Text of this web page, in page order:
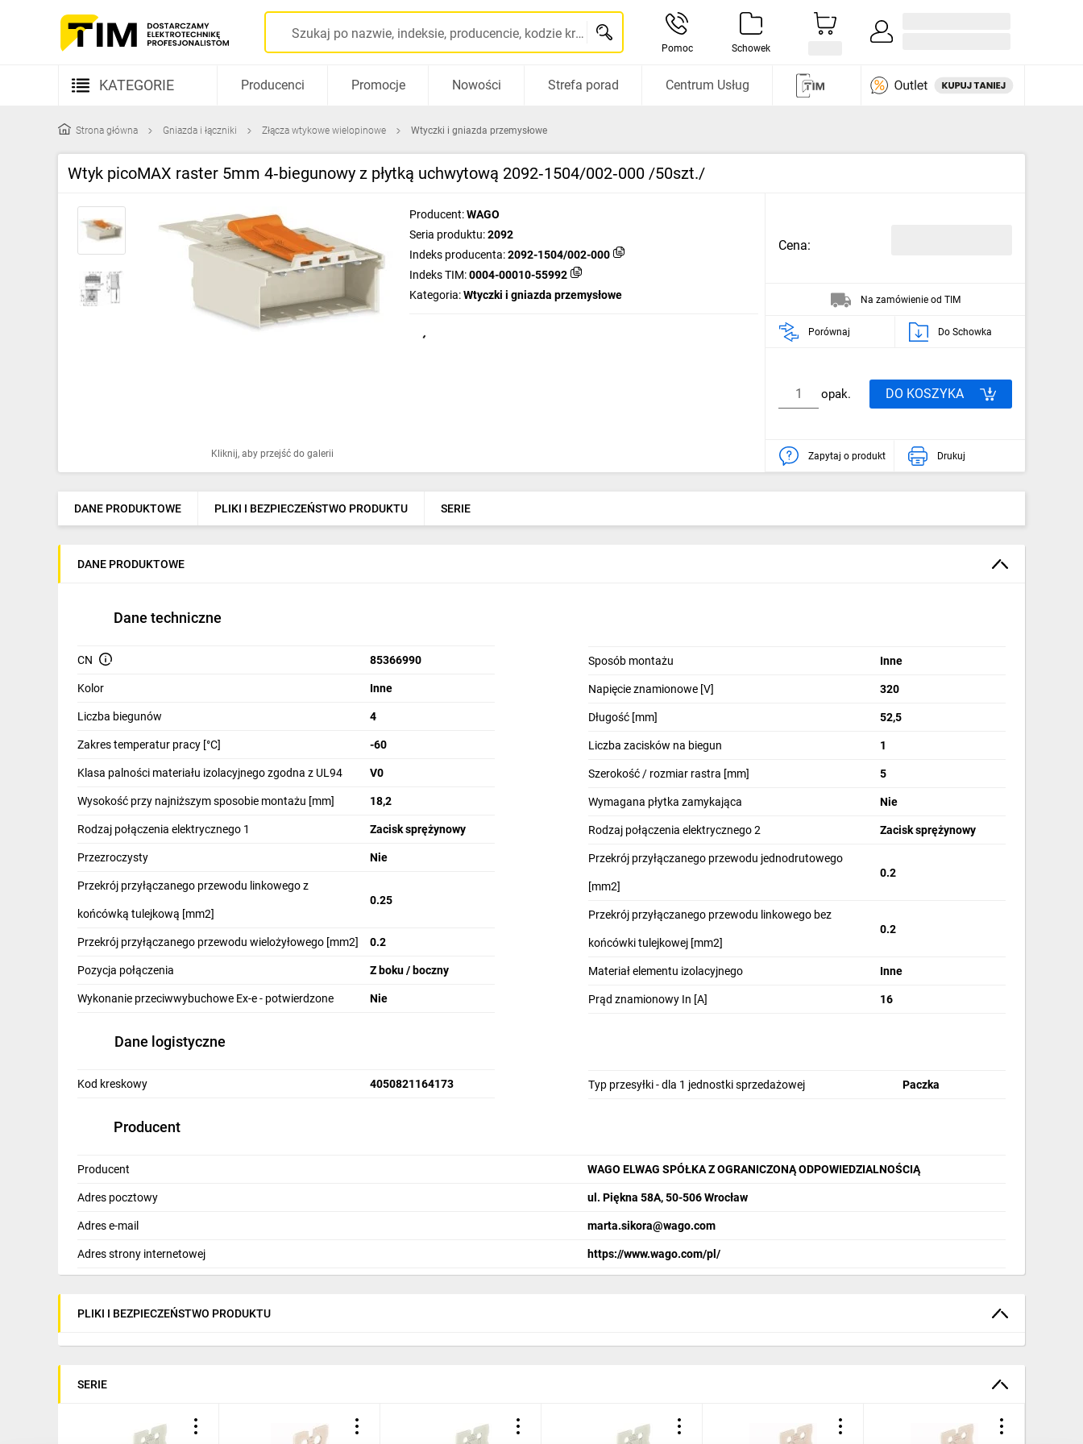
Szukaj po nazwie, indeksie, producencie, kodzie kreskowym...
Pomoc Schowek
KATEGORIE
Kable i przewody
Rozdzielnice i obudowy
Elementy prowadzenia kabli
Gniazda i łączniki
Ogrzewanie
Elektronarzędzia i mierniki
Dom i ogród
Odzież ochronna i BHP
Inne
Budowa i Remont
Elektronika
Smart home
Producenci Promocje Nowości Strefa porad Centrum Usług
Strona główna Gniazda i łączniki Złącza wtykowe wielopinowe Wtyczki i gniazda przemysłowe
Wtyk picoMAX raster 5mm 4‑biegunowy z płytką uchwytową 2092‑1504/002‑000 /50szt./
Kliknij, aby przejść do galerii
Producent:WAGO
Seria produktu:2092
Indeks producenta:2092-1504/002-000
Indeks TIM:0004-00010-55992
Kategoria:Wtyczki i gniazda przemysłowe
Cena:
Na zamówienie od TIM
Porównaj Do Schowka
opak. DO KOSZYKA
Zapytaj o produkt Drukuj
DANE PRODUKTOWE PLIKI I BEZPIECZEŃSTWO PRODUKTU SERIE
DANE PRODUKTOWE
Dane techniczne
CN 85366990
Kolor Inne
Liczba biegunów 4
Zakres temperatur pracy [°C] -60
Klasa palności materiału izolacyjnego zgodna z UL94 V0
Wysokość przy najniższym sposobie montażu [mm] 18,2
Rodzaj połączenia elektrycznego 1 Zacisk sprężynowy
Przezroczysty Nie
Przekrój przyłączanego przewodu linkowego z
końcówką tulejkową [mm2]
0.25
Przekrój przyłączanego przewodu wielożyłowego [mm2] 0.2
Pozycja połączenia Z boku / boczny
Wykonanie przeciwwybuchowe Ex-e - potwierdzone Nie
Sposób montażu Inne
Napięcie znamionowe [V] 320
Długość [mm] 52,5
Liczba zacisków na biegun 1
Szerokość / rozmiar rastra [mm] 5
Wymagana płytka zamykająca Nie
Rodzaj połączenia elektrycznego 2 Zacisk sprężynowy
Przekrój przyłączanego przewodu jednodrutowego
[mm2]
0.2
Przekrój przyłączanego przewodu linkowego bez
końcówki tulejkowej [mm2]
0.2
Materiał elementu izolacyjnego Inne
Prąd znamionowy In [A] 16
Dane logistyczne
Kod kreskowy 4050821164173 Typ przesyłki - dla 1 jednostki sprzedażowej Paczka
Producent
Producent WAGO ELWAG SPÓŁKA Z OGRANICZONĄ ODPOWIEDZIALNOŚCIĄ
Adres pocztowy ul. Piękna 58A, 50-506 Wrocław
Adres e-mail marta.sikora@wago.com
Adres strony internetowej https://www.wago.com/pl/
PLIKI I BEZPIECZEŃSTWO PRODUKTU
SERIE